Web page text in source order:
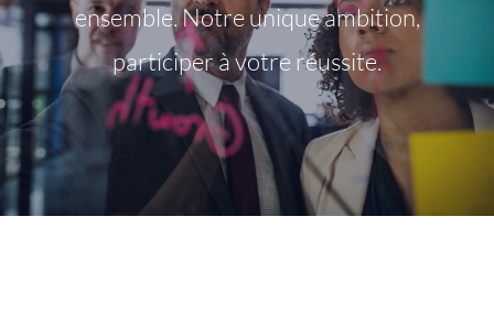
ensemble. Notre unique ambition,
participer à votre réussite.